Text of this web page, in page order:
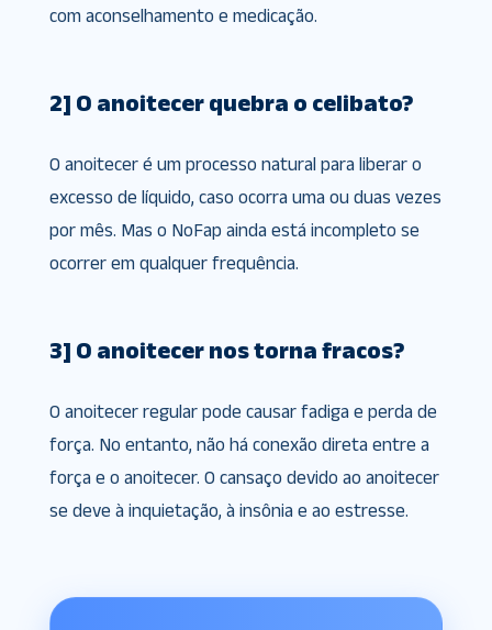
com aconselhamento e medicação.
2] O anoitecer quebra o celibato?
O anoitecer é um processo natural para liberar o
excesso de líquido, caso ocorra uma ou duas vezes
por mês. Mas o NoFap ainda está incompleto se
ocorrer em qualquer frequência.
3] O anoitecer nos torna fracos?
O anoitecer regular pode causar fadiga e perda de
força. No entanto, não há conexão direta entre a
força e o anoitecer. O cansaço devido ao anoitecer
se deve à inquietação, à insônia e ao estresse.